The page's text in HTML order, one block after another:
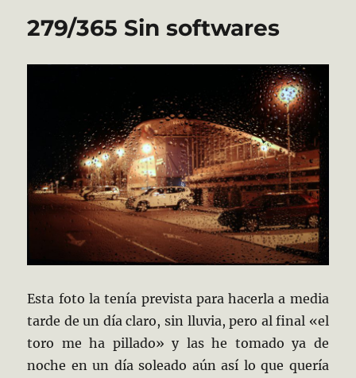
279/365 Sin softwares
Esta foto la tenía prevista para hacerla a media
tarde de un día claro, sin lluvia, pero al final «el
toro me ha pillado» y las he tomado ya de
noche en un día soleado aún así lo que quería